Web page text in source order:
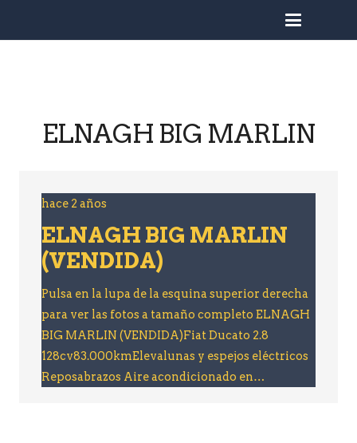
ELNAGH BIG MARLIN
hace 2 años
ELNAGH BIG MARLIN
(VENDIDA)
Pulsa en la lupa de la esquina superior derecha
para ver las fotos a tamaño completo ELNAGH
BIG MARLIN (VENDIDA)Fiat Ducato 2.8
128cv83.000kmElevalunas y espejos eléctricos
Reposabrazos Aire acondicionado en…